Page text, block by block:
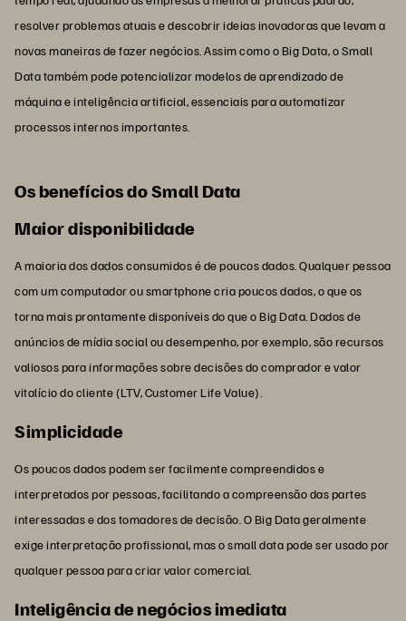
resolver problemas atuais e descobrir ideias inovadoras que levam a
novas maneiras de fazer negócios. Assim como o Big Data, o Small
Data também pode potencializar modelos de aprendizado de
máquina e inteligência artificial, essenciais para automatizar
processos internos importantes.
Os benefícios do Small Data
Maior disponibilidade
A maioria dos dados consumidos é de poucos dados. Qualquer pessoa
com um computador ou smartphone cria poucos dados, o que os
torna mais prontamente disponíveis do que o Big Data. Dados de
anúncios de mídia social ou desempenho, por exemplo, são recursos
valiosos para informações sobre decisões do comprador e valor
vitalício do cliente (LTV, Customer Life Value).
Simplicidade
Os poucos dados podem ser facilmente compreendidos e
interpretados por pessoas, facilitando a compreensão das partes
interessadas e dos tomadores de decisão. O Big Data geralmente
exige interpretação profissional, mas o small data pode ser usado por
qualquer pessoa para criar valor comercial.
Inteligência de negócios imediata